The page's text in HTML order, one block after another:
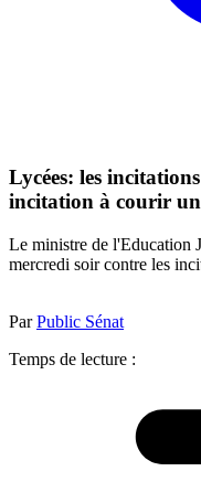
Lycées: les
incitation à courir
Le ministre de l'Education
mercredi soir contre les
ParPublic Sénat
Temps de lecture :